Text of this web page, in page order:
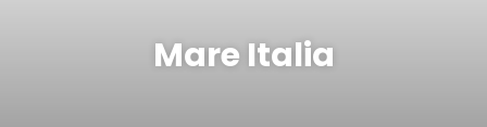
Mare Italia